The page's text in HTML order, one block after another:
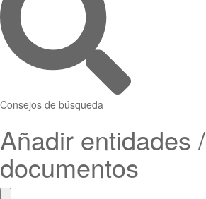
Consejos de búsqueda
Añadir entidades /
documentos